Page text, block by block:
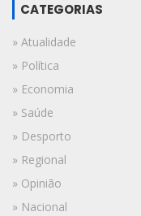
CATEGORIAS
» Atualidade
» Política
» Economia
» Saúde
» Desporto
» Regional
» Opinião
» Nacional